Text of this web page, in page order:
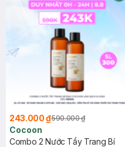
243.000 ₫590.000 ₫
Cocoon
Combo 2 Nước Tẩy Trang Bí